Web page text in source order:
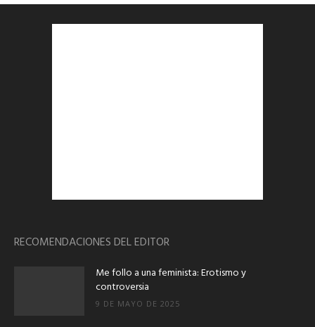
RECOMENDACIONES DEL EDITOR
Me follo a una feminista: Erotismo y
controversia
9 DE MAYO DE 2025